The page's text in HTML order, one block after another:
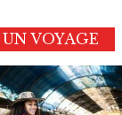
UN VOYAGE